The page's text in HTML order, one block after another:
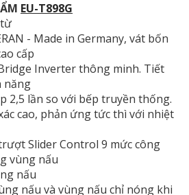
EU-T898G
- Made in Germany, vát bốn
cấp
Inverter thông minh. Tiết
năng
2,5 lần so với bếp truyền thống.
cao, phản ứng tức thì với nhiệt
Slider Control 9 mức công
vùng nấu
nấu
nấu và vùng nấu chỉ nóng khi